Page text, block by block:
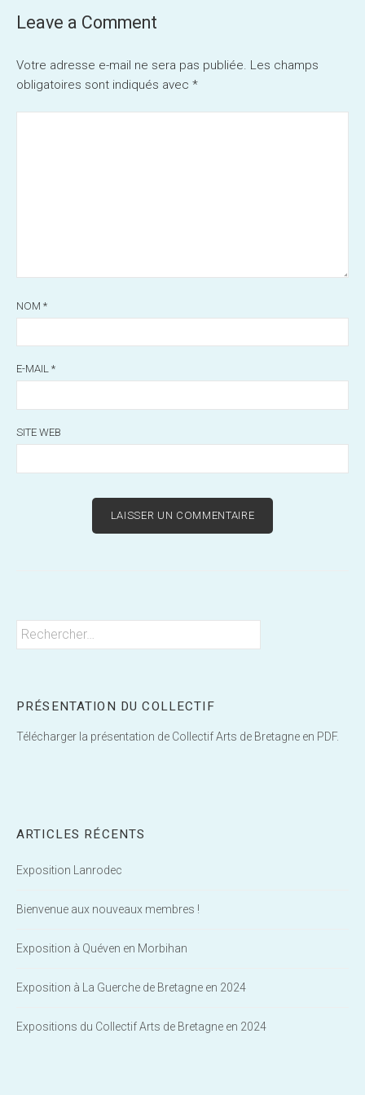
Leave a Comment
Votre adresse e-mail ne sera pas publiée. Les champs
obligatoires sont indiqués avec *
NOM *
E-MAIL *
SITE WEB
Rechercher :
PRÉSENTATION DU COLLECTIF
Télécharger la présentation de Collectif Arts de Bretagne en PDF.
ARTICLES RÉCENTS
Exposition Lanrodec
Bienvenue aux nouveaux membres !
Exposition à Quéven en Morbihan
Exposition à La Guerche de Bretagne en 2024
Expositions du Collectif Arts de Bretagne en 2024